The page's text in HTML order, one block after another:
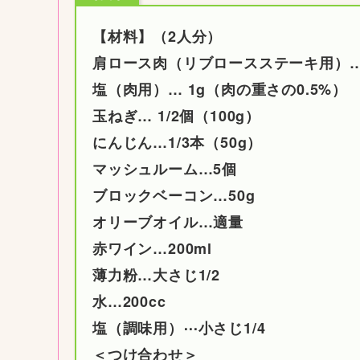
【材料】（2人分）
肩ロース肉（リブロースステーキ用
塩（肉用）… 1g（肉の重さの0.5%）
玉ねぎ… 1/2個（100g）
にんじん…1/3本（50g）
マッシュルーム…5個
ブロックベーコン…50g
オリーブオイル…適量
赤ワイン…200ml
薄力粉…大さじ1/2
水…200cc
塩（調味用）⋯小さじ1/4
＜つけ合わせ＞